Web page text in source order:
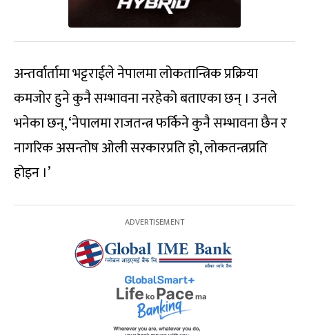
अन्तर्वार्तामा भट्टराईले नेपालमा लोकतान्त्रिक प्रक्रिया
कमजोर हुने कुनै सम्भावना नरहेको बताएका छन् । उनले
भनेका छन्, ‘नेपालमा राजतन्त्र फर्किने कुनै सम्भावना छैन र
नागरिक असन्तोष ओली सरकारप्रति हो, लोकतन्त्रप्रति
होइन ।’